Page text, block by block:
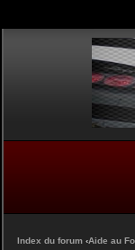
Index du forum ‹Aide au